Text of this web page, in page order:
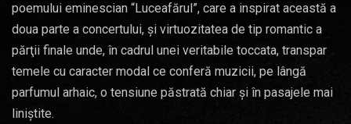
poemului eminescian “Luceafărul”, care a inspirat această a
doua parte a concertului, şi virtuozitatea de tip romantic a
părţii finale unde, în cadrul unei veritabile toccata, transpar
temele cu caracter modal ce conferă muzicii, pe lângă
parfumul arhaic, o tensiune păstrată chiar şi în pasajele mai
liniştite.